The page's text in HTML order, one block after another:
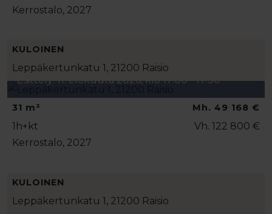
Kerrostalo, 2027
KULOINEN
Leppäkertunkatu 1, 21200 Raisio
Esittely: 11. elokuuta 2026, klo 17:00 - 17:30
31 m²
1h+kt
Kerrostalo, 2027
Mh. 49 168 €
Vh. 122 800 €
KULOINEN
Leppäkertunkatu 1, 21200 Raisio